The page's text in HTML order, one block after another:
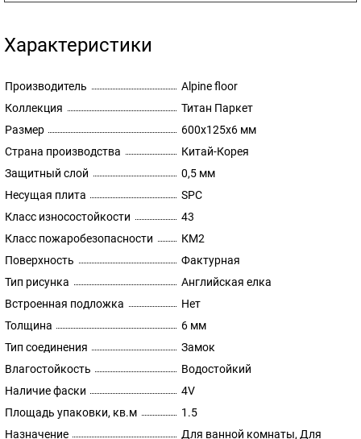
Характеристики
Производитель
Alpine floor
Коллекция
Титан Паркет
Размер
600х125х6 мм
Страна производства
Китай-Корея
Защитный слой
0,5 мм
Несущая плита
SPC
Класс износостойкости
43
Класс пожаробезопасности
КМ2
Поверхность
Фактурная
Тип рисунка
Английская елка
Встроенная подложка
Нет
Толщина
6 мм
Тип соединения
Замок
Влагостойкость
Водостойкий
Наличие фаски
4V
Площадь упаковки, кв.м
1.5
Назначение
Для ванной комнаты, Для